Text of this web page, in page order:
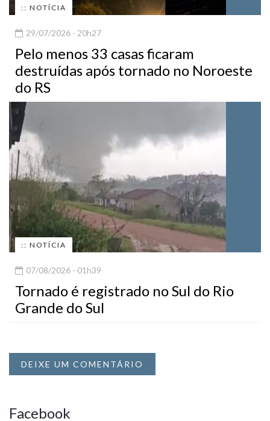
:: NOTÍCIA
29/07/2026 - 20h27
Pelo menos 33 casas ficaram
destruídas após tornado no Noroeste
do RS
:: NOTÍCIA
07/08/2026 - 01h39
Tornado é registrado no Sul do Rio
Grande do Sul
DEIXE UM COMENTÁRIO
Facebook